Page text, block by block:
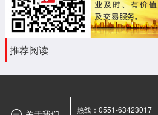
推荐阅读
热线：0551-63423017